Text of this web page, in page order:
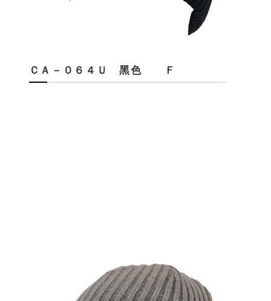
ＣＡ－０６４Ｕ 黑色 Ｆ